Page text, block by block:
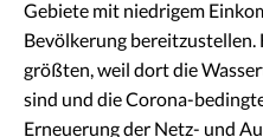
Gebiete mit niedrigem
Bevölkerung bereitzustellen.
größten, weil dort die
sind und die Corona-
Erneuerung der Netz- und